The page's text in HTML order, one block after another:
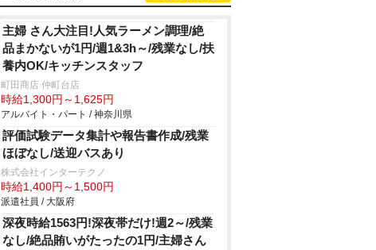
主婦 さん大注目!人気ラーメン調理/絶
品まかないが1円/週1&3h～/残業なし/扶
養内OK/キッチンスタッフ
町田商店 仲町台店
時給1,300円～1,625円
アルバイト・パート / 神奈川県
評価試験データ集計や報告書作成/残業
ほぼなし/送迎バスあり
株式会社インターテクノ
時給1,400円～1,500円
派遣社員 / 大阪府
深夜時給1563円!深夜帯だけ!週2～/残業
なし/絶品賄いがたったの1円/主婦さん